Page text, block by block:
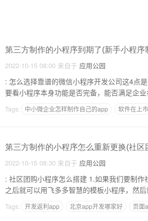
第三方制作的小程序到期了(新手小程
2022-10-15 08:00 来自于 应用公园
: 怎么选择靠谱的微信小程序开发公司这4点是关键 1.看技术实力，目前微信小程序的核心技术手段基
Tags: 中小微企业怎样制作自己的app 软件在上
第三方制作的小程序怎么重新更换(社
2022-10-15 08:30 来自于 应用公园
: 社区团购小程序怎么搭建 1.如果我们要制作社区团购小程序，需要申请账号微信小程序，需要认证开通：011。
之后就可以用飞多多智慧的模板小程序，然
Tags: 开发返利app 北京app开发哪家好 页面